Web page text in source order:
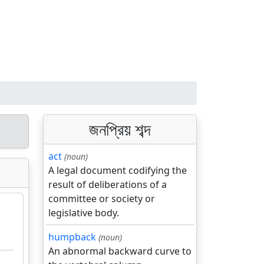
জনপ্রিয় শব্দ
act (noun)
A legal document codifying the
result of deliberations of a
committee or society or
legislative body.
humpback (noun)
An abnormal backward curve to